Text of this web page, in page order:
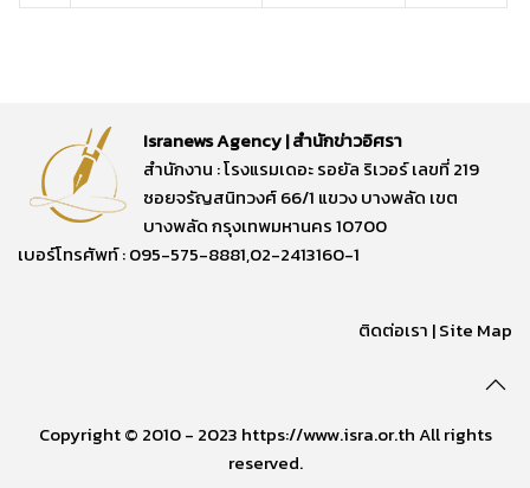
Isranews Agency | สำนักข่าวอิศรา
สำนักงาน : โรงแรมเดอะ รอยัล ริเวอร์ เลขที่ 219
ซอยจรัญสนิทวงศ์ 66/1 แขวง บางพลัด เขต
บางพลัด กรุงเทพมหานคร 10700
เบอร์โทรศัพท์ : 095-575-8881,02-2413160-1
ติดต่อเรา |Site Map
Copyright © 2010 - 2023 https://www.isra.or.th All rights
reserved.